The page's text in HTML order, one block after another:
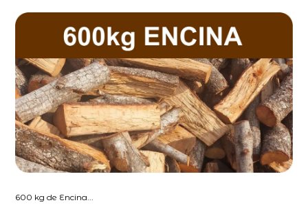
600 kg de Encina...